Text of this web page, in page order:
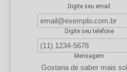
Digite seu email
Digite seu telefone
Mensagem